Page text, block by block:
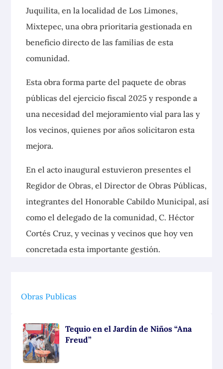
Juquilita, en la localidad de Los Limones,
Mixtepec, una obra prioritaria gestionada en
beneficio directo de las familias de esta
comunidad.
Esta obra forma parte del paquete de obras
públicas del ejercicio fiscal 2025 y responde a
una necesidad del mejoramiento vial para las y
los vecinos, quienes por años solicitaron esta
mejora.
En el acto inaugural estuvieron presentes el
Regidor de Obras, el Director de Obras Públicas,
integrantes del Honorable Cabildo Municipal, así
como el delegado de la comunidad, C. Héctor
Cortés Cruz, y vecinas y vecinos que hoy ven
concretada esta importante gestión.
Obras Publicas
Tequio en el Jardín de Niños “Ana
Freud”